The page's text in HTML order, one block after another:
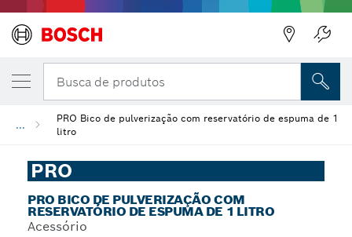
Busca de produtos
...
PRO Bico de pulverização com reservatório de espuma de 1
litro
PRO
PRO BICO DE PULVERIZAÇÃO COM
RESERVATÓRIO DE ESPUMA DE 1 LITRO
Acessório